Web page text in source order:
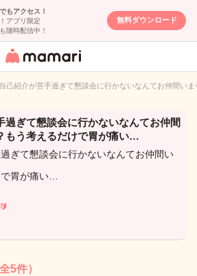
もアクセス！
アプリ限定
随時配信中！
無料ダウンロード
女性専用匿名QA
イト
自己紹介が苦手過ぎて懇談会に行かないなんてお仲間い
過ぎて懇談会に行かないなんてお仲間
もう考えるだけで胃が痛い…
ぎて懇談会に行かないなんてお仲間い
胃が痛い…
全5件）